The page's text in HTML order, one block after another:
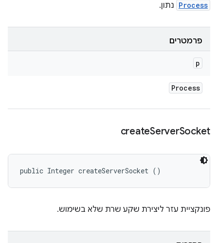
Process נתון.
פרמטרים
p
Process
createServerSocket
public Integer createServerSocket ()
פונקציית עזר ליצירת שקע שרת שלא בשימוש.